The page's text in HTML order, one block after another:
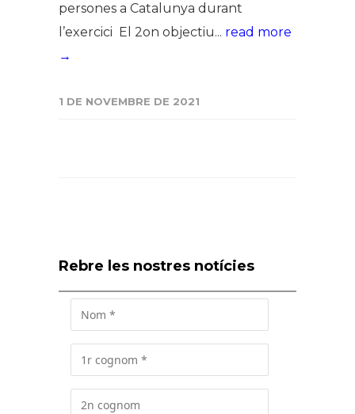
persones a Catalunya durant
l’exercici El 2on objectiu... read more
→
1 DE NOVEMBRE DE 2021
Rebre les nostres notícies